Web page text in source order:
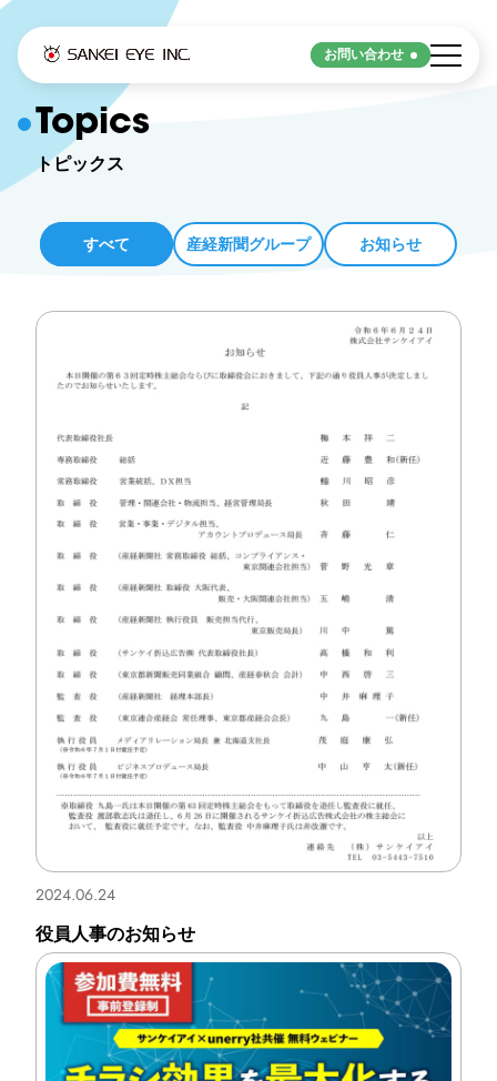
お問い合わせ
Strengths
サンケイアイの強み
サンケイアイの強み
Service
eye reach2.0
運用型広告
ジオターゲティング広告
デジタルチラシ
新聞折込広告
新聞折込広告料金表・部数集計表
新聞折込広告FAQ
新聞折込広告基準
Topics
トピックス
すべて 産経新聞グループ お知らせ
2024.06.24
役員人事のお知らせ